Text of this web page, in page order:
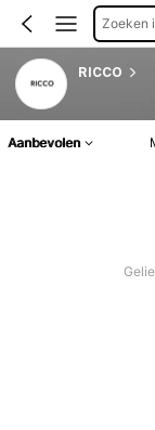
Zoeken
RICCO
Aanbevolen